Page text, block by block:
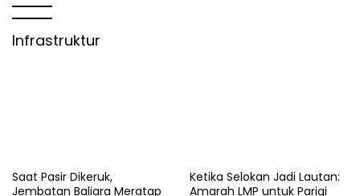
Infrastruktur
Saat Pasir Dikeruk,
Jembatan Baliara Meratap
Ketika Selokan Jadi Lautan:
Amarah LMP untuk Parigi